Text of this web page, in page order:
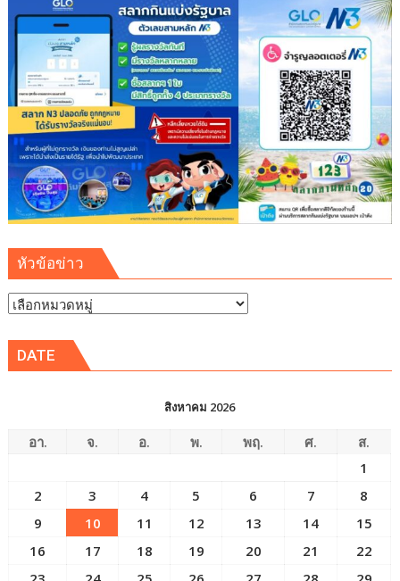
หัวข้อข่าว
หัวข้อ
DATE
สิงหาคม 2026
อา. จ. อ. พ. พฤ. ศ.
ส.
1
2
3 4 5 6 7
8
9
10 11 12 13 14
15
16
17 18 19 20 21
22